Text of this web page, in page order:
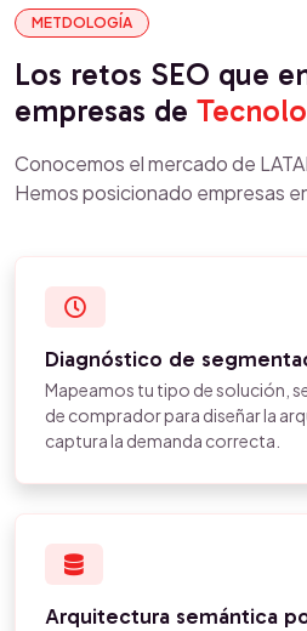
METDOLOGÍA
Los retos SEO que
empresas de
Conocemos el mercado de
Hemos posicionado empresas
Diagnóstico de
Mapeamos tu tipo de solución,
de comprador para diseñar la
captura la demanda correcta.
Arquitectura semántica